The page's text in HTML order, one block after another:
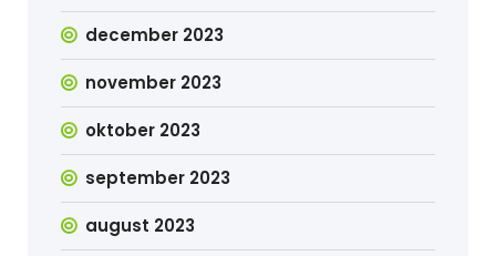
december 2023
november 2023
oktober 2023
september 2023
august 2023